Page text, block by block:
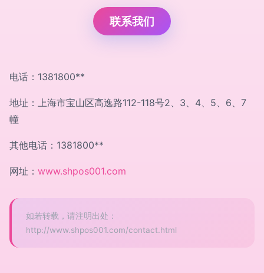
联系我们
电话：1381800**
地址：上海市宝山区高逸路112-118号2、3、4、5、6、7
幢
其他电话：1381800**
网址： www.shpos001.com
如若转载，请注明出处：
http://www.shpos001.com/contact.html